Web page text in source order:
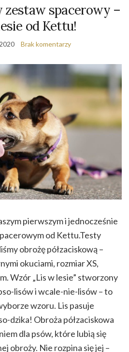
zestaw spacerowy –
od Kettu!
Brak komentarzy
pierwszym i jednocześnie
od Kettu.Testy
obrożę półzaciskową –
okuciami, rozmiar XS,
Wzór „Lis w lesie” stworzony
lisów i wcale-nie-lisów – to
wzoru. Lis pasuje
dzika! Obroża półzaciskowa
dla psów, które lubią się
obroży. Nie rozpina się jej –